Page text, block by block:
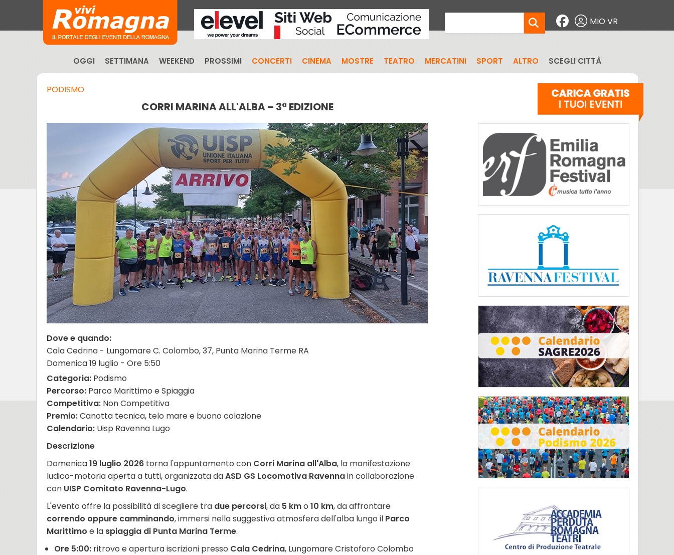
MIO VR
OGGI SETTIMANA WEEKEND PROSSIMI CONCERTI CINEMA MOSTRE TEATRO MERCATINI SPORT ALTRO SCEGLI CITTÀ
PODISMO
CORRI MARINA ALL'ALBA – 3ª EDIZIONE
Dove e quando:
Cala Cedrina - Lungomare C. Colombo, 37, Punta Marina Terme RA
Domenica 19 luglio - Ore 5:50
Categoria: Podismo
Percorso: Parco Marittimo e Spiaggia
Competitiva: Non Competitiva
Premio:Canotta tecnica, telo mare e buono colazione
Calendario: Uisp Ravenna Lugo
Descrizione
Domenica19 luglio 2026 torna l'appuntamento con Corri Marina all'Alba, la manifestazione
ludico-motoria aperta a tutti, organizzata daASD GS Locomotiva Ravennain collaborazione
con UISP Comitato Ravenna-Lugo.
L'evento offre la possibilità di scegliere tra due percorsi, da 5 kmo 10 km, da affrontare
correndo oppure camminando, immersi nella suggestiva atmosfera dell'alba lungo il Parco
Marittimo e la spiaggia di Punta Marina Terme.
Ore 5:00: ritrovo e apertura iscrizioni presso Cala Cedrina, Lungomare Cristoforo Colombo